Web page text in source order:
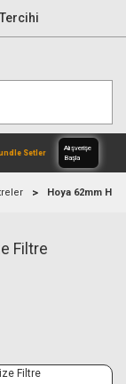
Alışverişe
Hoya 62mm HD
Filtre